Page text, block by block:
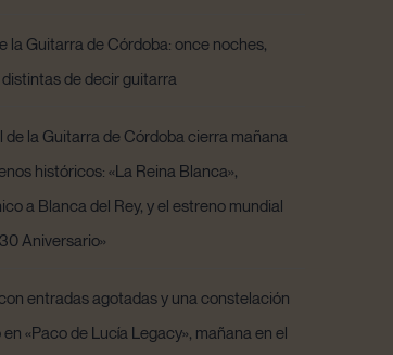
la Guitarra de Córdoba: once noches,
de decir guitarra
de la Guitarra de Córdoba cierra mañana
históricos: «La Reina Blanca»,
a Blanca del Rey, y el estreno mundial
Aniversario»
entradas agotadas y una constelación
«Paco de Lucía Legacy», mañana en el